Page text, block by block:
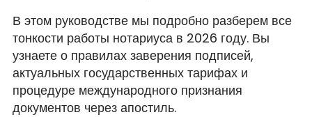
В этом руководстве мы подробно разберем все
тонкости работы нотариуса в 2026 году. Вы
узнаете о правилах заверения подписей,
актуальных государственных тарифах и
процедуре международного признания
документов через апостиль.